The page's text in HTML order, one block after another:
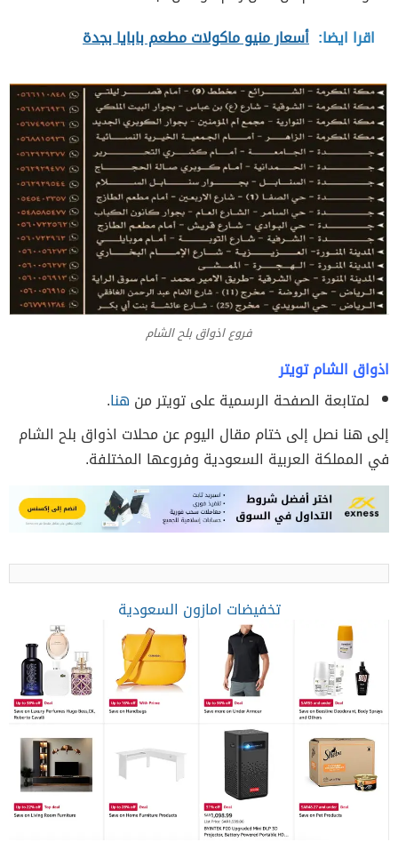
اقرا ايضا: أسعار منيو ماكولات مطعم بابايا بجدة
فروع اذواق بلح الشام
اذواق الشام تويتر
لمتابعة الصفحة الرسمية على تويتر من هنا.
إلى هنا نصل إلى ختام مقال اليوم عن محلات اذواق بلح الشام
في المملكة العربية السعودية وفروعها المختلفة.
تخفيضات امازون السعودية